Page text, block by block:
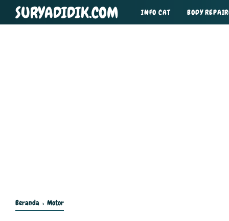
SURYADIDIK.COM INFO CAT BODY
Beranda › Motor